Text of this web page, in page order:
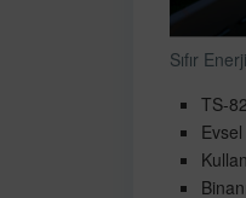
Sıfır
TS-